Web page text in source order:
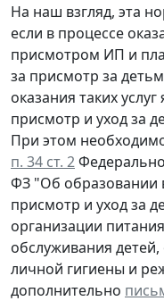
На наш взгляд, эта
если в процессе
присмотром ИП и
за присмотр за
оказания таких
присмотр и уход за
При этом
п. 34 ст. 2
ФЗ "Об образовании
присмотр и уход за
организации
обслуживания
личной гигиены и
дополнительно